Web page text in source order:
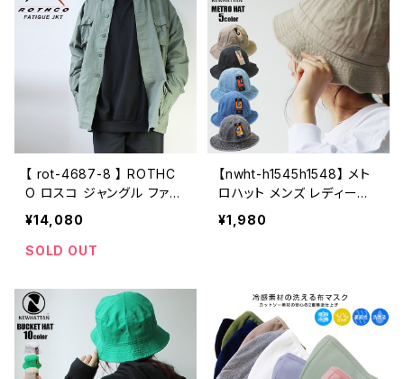
【 rot-4687-8 】 ROTHC
O ロスコ ジャングル ファテ
ィーグ ジャケット アウター
薄手 ミリタリージャケット
シャツジャケット メンズ ミリ
¥14,080
SOLD OUT
【nwht-h1545h1548】 メト
ロハット メンズ レディース
NEWHATTAN ニューハッ
タン コットン デニム メンズ
¥1,980